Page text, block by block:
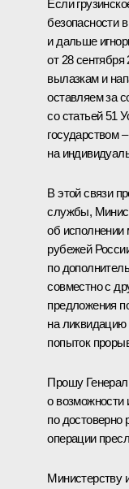
Если
безопасности
и дальше
от 28 сентября
вылазкам и
оставляем за
со статьей 51
государством
на
В этой связи
службы,
об
рубежей
по
совместно с
предложения
на
попыток
Прошу
о возможности
по достоверно
операции
Министерству